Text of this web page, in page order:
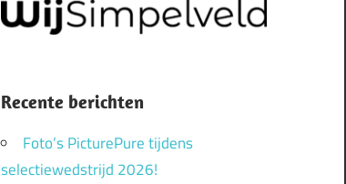
Recente berichten
Foto’s PicturePure tijdens
selectiewedstrijd 2026!